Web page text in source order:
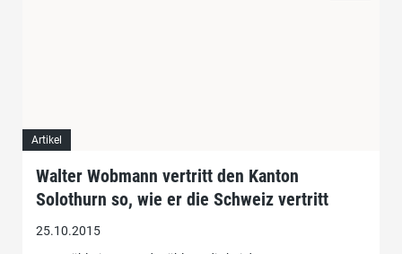
Artikel
Walter Wobmann vertritt den Kanton
Solothurn so, wie er die Schweiz vertritt
25.10.2015